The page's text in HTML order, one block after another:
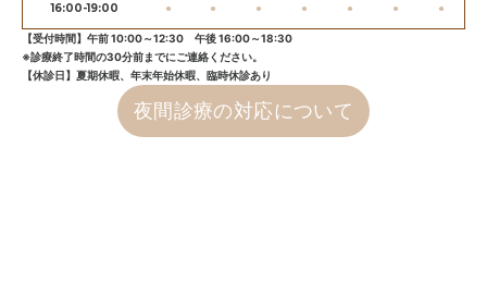
16:00-19:00 ● ● ● ● ● ● ●
【受付時間】午前 10:00～12:30 午後 16:00～18:30
※診療終了時間の30分前までにご連絡ください。
【休診日】夏期休暇、年末年始休暇、臨時休診あり
夜間診療の対応について